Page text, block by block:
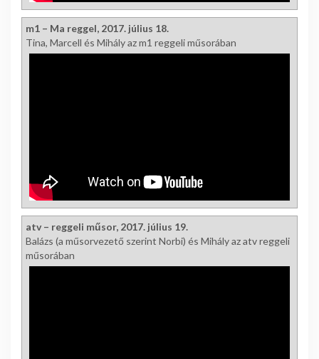
m1 – Ma reggel, 2017. július 18.
Tina, Marcell és Mihály az m1 reggeli műsorában
atv – reggeli műsor, 2017. július 19.
Balázs (a műsorvezető szerint Norbi) és Mihály az atv reggeli
műsorában